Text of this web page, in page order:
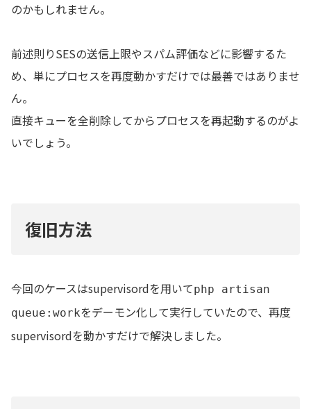
のかもしれません。
前述則りSESの送信上限やスパム評価などに影響するた
め、単にプロセスを再度動かすだけでは最善ではありませ
ん。
直接キューを全削除してからプロセスを再起動するのがよ
いでしょう。
復旧方法
今回のケースはsupervisordを用いてphp artisan
queue:workをデーモン化して実行していたので、再度
supervisordを動かすだけで解決しました。